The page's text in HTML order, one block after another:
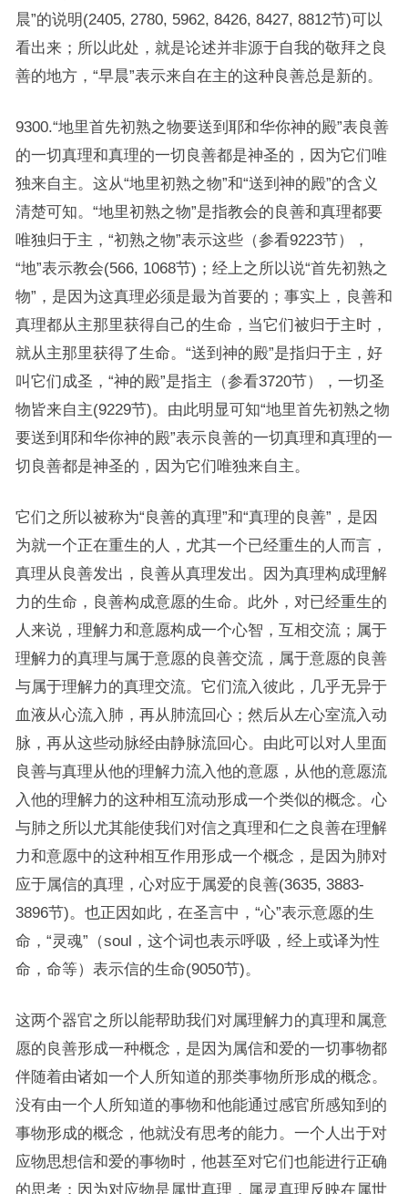
晨”的说明(2405, 2780, 5962, 8426, 8427, 8812节)可以
看出来；所以此处，就是论述并非源于自我的敬拜之良
善的地方，“早晨”表示来自在主的这种良善总是新的。
9300.“地里首先初熟之物要送到耶和华你神的殿”表良善
的一切真理和真理的一切良善都是神圣的，因为它们唯
独来自主。这从“地里初熟之物”和“送到神的殿”的含义
清楚可知。“地里初熟之物”是指教会的良善和真理都要
唯独归于主，“初熟之物”表示这些（参看9223节），
“地”表示教会(566, 1068节)；经上之所以说“首先初熟之
物”，是因为这真理必须是最为首要的；事实上，良善和
真理都从主那里获得自己的生命，当它们被归于主时，
就从主那里获得了生命。“送到神的殿”是指归于主，好
叫它们成圣，“神的殿”是指主（参看3720节），一切圣
物皆来自主(9229节)。由此明显可知“地里首先初熟之物
要送到耶和华你神的殿”表示良善的一切真理和真理的一
切良善都是神圣的，因为它们唯独来自主。
它们之所以被称为“良善的真理”和“真理的良善”，是因
为就一个正在重生的人，尤其一个已经重生的人而言，
真理从良善发出，良善从真理发出。因为真理构成理解
力的生命，良善构成意愿的生命。此外，对已经重生的
人来说，理解力和意愿构成一个心智，互相交流；属于
理解力的真理与属于意愿的良善交流，属于意愿的良善
与属于理解力的真理交流。它们流入彼此，几乎无异于
血液从心流入肺，再从肺流回心；然后从左心室流入动
脉，再从这些动脉经由静脉流回心。由此可以对人里面
良善与真理从他的理解力流入他的意愿，从他的意愿流
入他的理解力的这种相互流动形成一个类似的概念。心
与肺之所以尤其能使我们对信之真理和仁之良善在理解
力和意愿中的这种相互作用形成一个概念，是因为肺对
应于属信的真理，心对应于属爱的良善(3635, 3883-
3896节)。也正因如此，在圣言中，“心”表示意愿的生
命，“灵魂”（soul，这个词也表示呼吸，经上或译为性
命，命等）表示信的生命(9050节)。
这两个器官之所以能帮助我们对属理解力的真理和属意
愿的良善形成一种概念，是因为属信和爱的一切事物都
伴随着由诸如一个人所知道的那类事物所形成的概念。
没有由一个人所知道的事物和他能通过感官所感知到的
事物形成的概念，他就没有思考的能力。一个人出于对
应物思想信和爱的事物时，他甚至对它们也能进行正确
的思考；因为对应物是属世真理，属灵真理反映在属世